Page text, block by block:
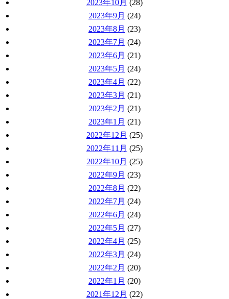
2023年10月 (28)
2023年9月 (24)
2023年8月 (23)
2023年7月 (24)
2023年6月 (21)
2023年5月 (24)
2023年4月 (22)
2023年3月 (21)
2023年2月 (21)
2023年1月 (21)
2022年12月 (25)
2022年11月 (25)
2022年10月 (25)
2022年9月 (23)
2022年8月 (22)
2022年7月 (24)
2022年6月 (24)
2022年5月 (27)
2022年4月 (25)
2022年3月 (24)
2022年2月 (20)
2022年1月 (20)
2021年12月 (22)